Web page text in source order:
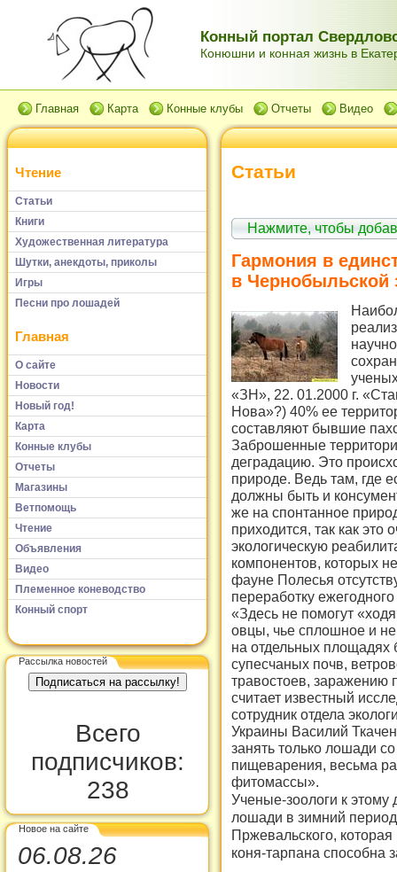
Конный портал
Конюшни и конная жизнь в
Главная Карта Конные клубы Отчеты Видео
Чтение
Статьи
Книги
Художественная литература
Шутки, анекдоты, приколы
Игры
Песни про лошадей
Главная
О сайте
Новости
Новый год!
Карта
Конные клубы
Отчеты
Магазины
Ветпомощь
Чтение
Объявления
Видео
Племенное коневодство
Конный спорт
Рассылка новостей
Всего
подписчиков:
238
Новое на сайте
06.08.26
Статьи
Нажмите, чтобы
Гармония в
в Чернобыльской
«ЗН», 22. 01.2000 г.
Нова»?) 40% ее
составляют бывшие
Заброшенные
деградацию. Это
природе. Ведь там, где
должны быть и
же на спонтанное
приходится, так как это
экологическую
компонентов, которых
фауне Полесья
переработку
«Здесь не помогут
овцы, чье сплошное и
на отдельных площадях
супесчаных почв,
травостоев, заражению
считает известный
сотрудник отдела
Украины Василий
занять только лошади
пищеварения, весьма
фитомассы».
Ученые-зоологи к этому
лошади в зимний
Пржевальского, которая
коня-тарпана способна